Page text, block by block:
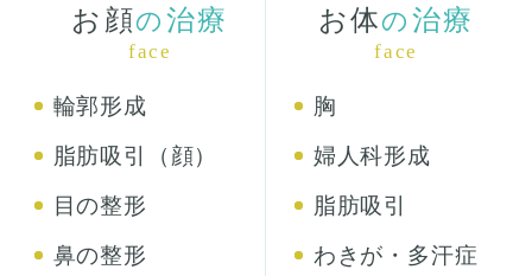
お顔の 治療
face
輪郭形成
脂肪吸引（顔）
目の整形
鼻の整形
お体の 治療
face
胸
婦人科形成
脂肪吸引
わきが・多汗症